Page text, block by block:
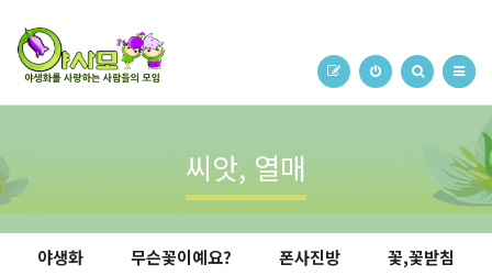
씨앗, 열매
야생화 무슨꽃이예요? 폰사진방 꽃,꽃받침